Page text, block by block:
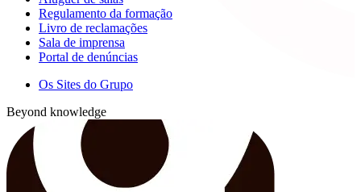
Regulamento da formação
Livro de reclamações
Sala de imprensa
Portal de denúncias
Os Sites do Grupo
Beyond knowledge